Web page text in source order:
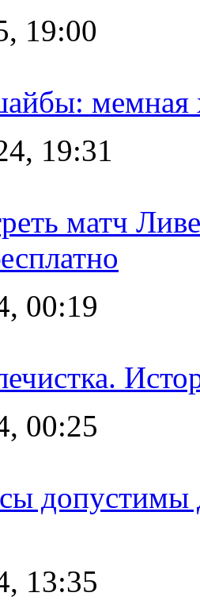
19:00
мемная
19:31
матч
00:19
00:25
13:35